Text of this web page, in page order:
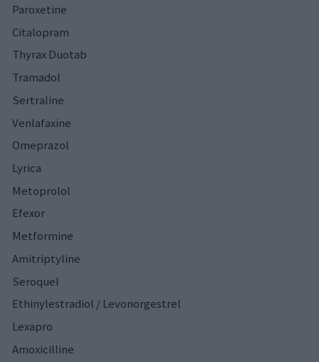
Paroxetine
Citalopram
Thyrax Duotab
Tramadol
Sertraline
Venlafaxine
Omeprazol
Lyrica
Metoprolol
Efexor
Metformine
Amitriptyline
Seroquel
Ethinylestradiol / Levonorgestrel
Lexapro
Amoxicilline